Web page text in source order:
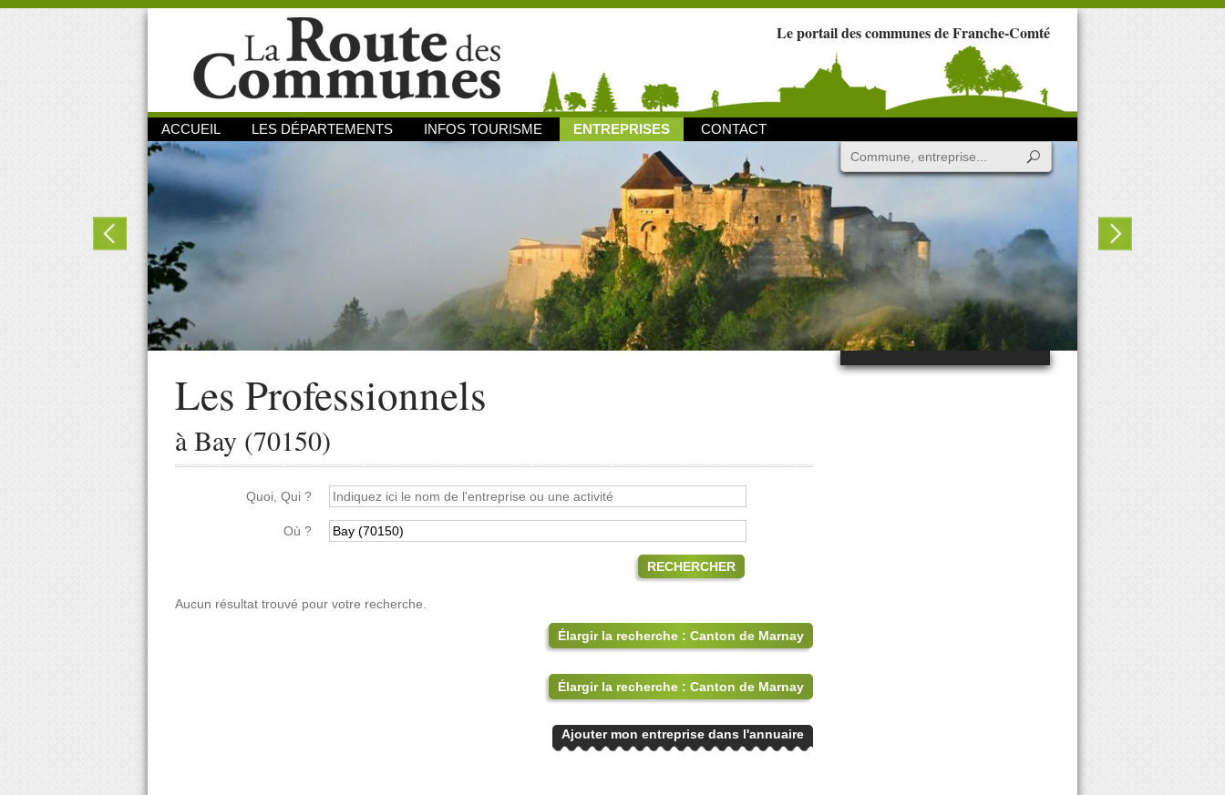
Le portail des communes de Franche-Comté
ACCUEIL LES DÉPARTEMENTS INFOS TOURISME ENTREPRISES CONTACT
Les Professionnels
à Bay (70150)
Quoi, Qui ?
Où ?
RECHERCHER
Aucun résultat trouvé pour votre recherche.
Élargir la recherche : Canton de Marnay
Élargir la recherche : Canton de Marnay
Ajouter mon entreprise dans l'annuaire